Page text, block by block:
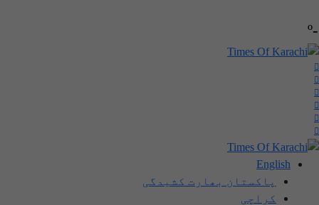
-º
English
پاکستان بھارت کشیدگی
کراچی